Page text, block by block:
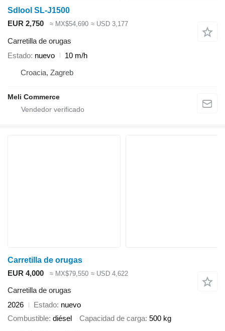
Sdlool SL-J1500
EUR 2,750
≈ MX$54,690 ≈ USD 3,177
Carretilla de orugas
Estado nuevo
10 m/h
Croacia, Zagreb
Meli Commerce
Carretilla de orugas
EUR 4,000
≈ MX$79,550 ≈ USD 4,622
Carretilla de orugas
2026
Estado nuevo
Combustible diésel Capacidad de carga 500 kg